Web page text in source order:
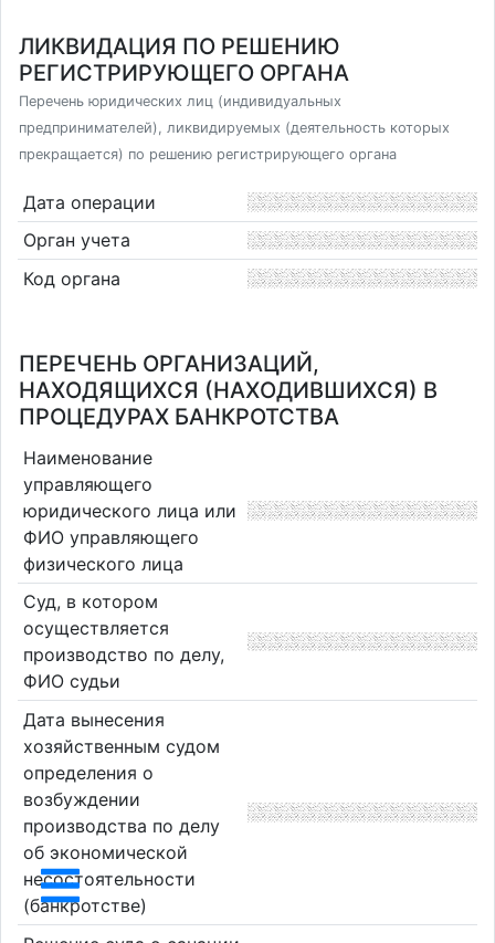
ЛИКВИДАЦИЯ ПО РЕШЕНИЮ
РЕГИСТРИРУЮЩЕГО ОРГАНА
Перечень юридических лиц (индивидуальных
предпринимателей), ликвидируемых (деятельность которых
прекращается) по решению регистрирующего органа
Дата операции
Орган учета
Код органа
ПЕРЕЧЕНЬ ОРГАНИЗАЦИЙ,
НАХОДЯЩИХСЯ (НАХОДИВШИХСЯ) В
ПРОЦЕДУРАХ БАНКРОТСТВА
Наименование
управляющего
юридического лица или
ФИО управляющего
физического лица
Суд, в котором
осуществляется
производство по делу,
ФИО судьи
Дата вынесения
хозяйственным судом
определения о
возбуждении
производства по делу
об экономической
несостоятельности
(банкротстве)